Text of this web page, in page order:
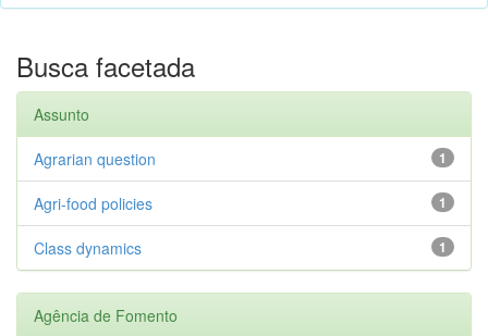
Busca facetada
Assunto
1
Agrarian question
1
Agri-food policies
1
Class dynamics
Agência de Fomento